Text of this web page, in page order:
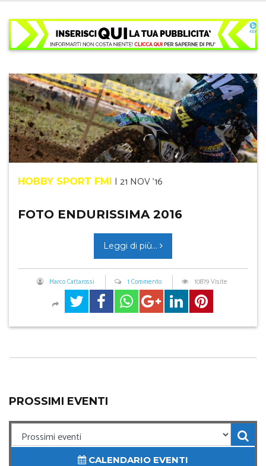
HOBBY SPORT FMI | 21 NOV '16
FOTO ENDURISSIMA 2016
Leggi di più...
Marco Cattarossi 1 Commento 10879 Visite
PROSSIMI EVENTI
CALENDARIO EVENTI